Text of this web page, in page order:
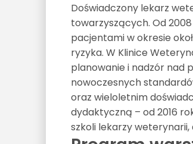
Doświadczony lekarz
towarzyszących. Od
pacjentami w okresie
ryzyka. W Klinice
planowanie i nadzór nad
nowoczesnych
oraz wieloletnim
dydaktyczną – od 2016
szkoli lekarzy